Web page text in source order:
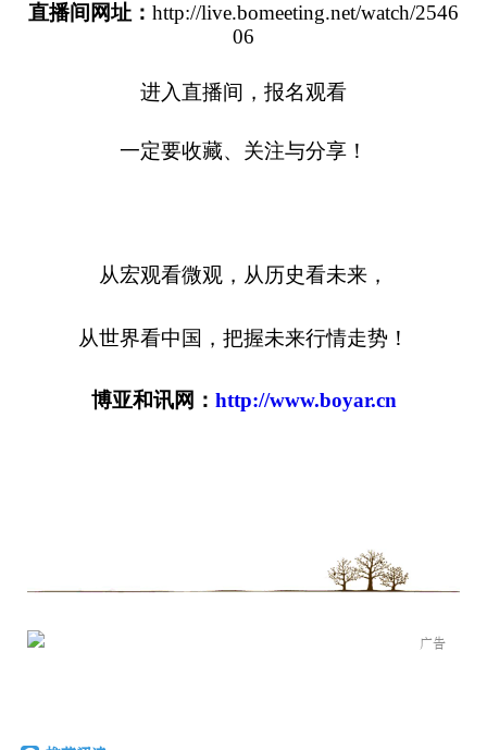
直播间网址： http://live.bomeeting.net/watch/2546
06
进入直播间，报名观看
一定要收藏、关注与分享！
从宏观看微观，从历史看未来，
从世界看中国，把握未来行情走势！
博亚和讯网： http://www.boyar.cn
广告